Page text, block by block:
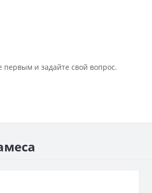
первым и задайте свой вопрос.